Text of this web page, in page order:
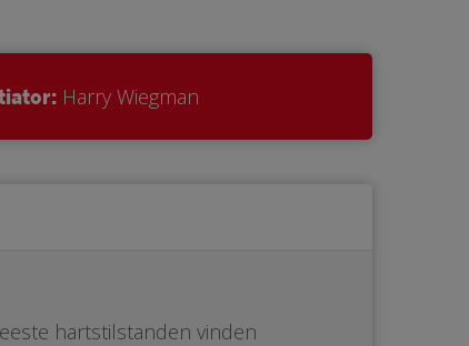
Harry Wiegman
hartstilstanden vinden